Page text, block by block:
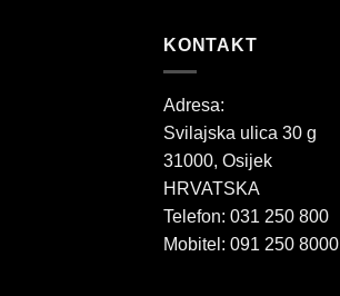
KONTAKT
Adresa:
Svilajska ulica 30 g
31000, Osijek
HRVATSKA
Telefon: 031 250 800
Mobitel: 091 250 8000